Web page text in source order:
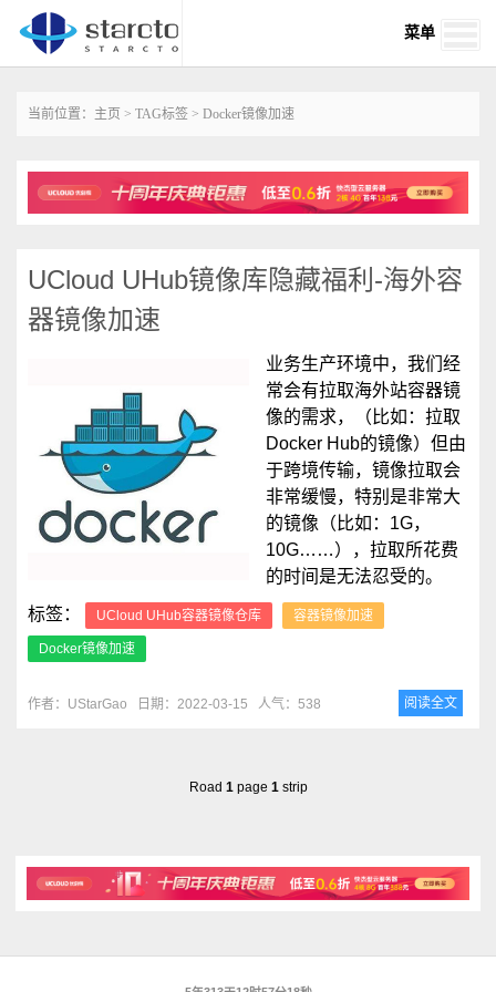
菜单
当前位置： 主页 > TAG标签 > Docker镜像加速
UCloud UHub镜像库隐藏福利-海外容
器镜像加速
业务生产环境中，我们经
常会有拉取海外站容器镜
像的需求，（比如：拉取
Docker Hub的镜像）但由
于跨境传输，镜像拉取会
非常缓慢，特别是非常大
的镜像（比如：1G，
10G……），拉取所花费
的时间是无法忍受的。
标签：
UCloud UHub容器镜像仓库 容器镜像加速
Docker镜像加速
作者：UStarGao 日期：2022-03-15 人气：538 阅读全文
Road 1page 1strip